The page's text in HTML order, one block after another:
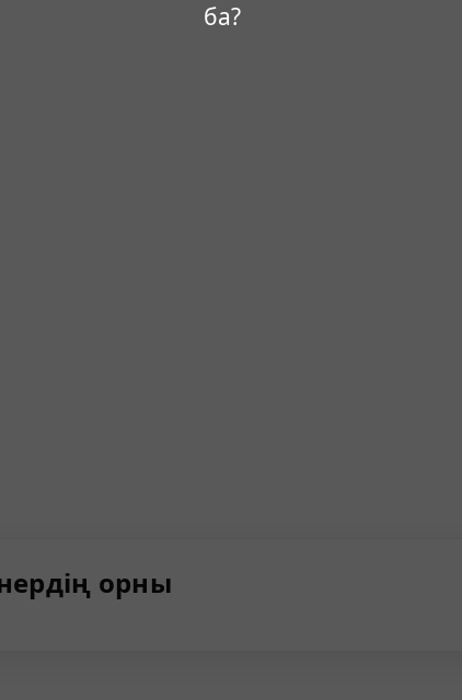
ба?
орны